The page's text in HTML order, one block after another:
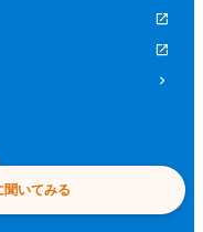
いてみる